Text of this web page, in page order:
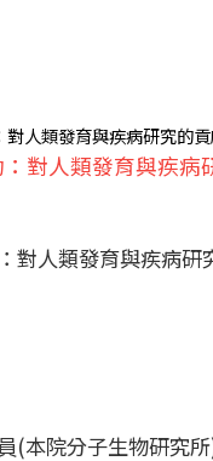
對人類發育與疾病
對人類發育與疾病研
(本院分子生物研究